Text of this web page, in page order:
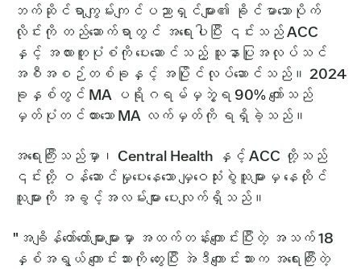
ဘက်ဆိုင်ရာကျွမ်းကျင်ပညာရှင်များ၏ ခိုင်မာသောပိုက်
လိုင်းကို တည်ဆောက်ရာတွင် အရေးပါပြီး ၎င်းသည် ACC
နှင့် အလားတူပုံစံကို ပေးဆောင်သည့် သူနာပြုအလုပ်သင်
အစီအစဉ်တစ်ခုနှင့် အပြိုင်လုပ်ဆောင်သည်။ 2024
ခုနှစ်တွင် MA ပရိုဂရမ်မှဘွဲ့ရ 90% ကျော်သည်
မှတ်ပုံတင်ထားသော MA လက်မှတ်ကို ရရှိခဲ့သည်။
အရေးကြီးသည်မှာ၊ Central Health နှင့် ACC တို့သည်
၎င်းတို့ ဝန်ဆောင်မှုပေးနေသော မျှဝေသုံးစွဲသူများမှ နေထိုင်
သူများကို အခွင့်အလမ်းများ ပေးလျက်ရှိသည်။
"အချိန်တော်တော်များများမှာ အထက်တန်းကျောင်းပြီးတဲ့ အသက် 18
နှစ်အရွယ် ကျောင်းသားကို တွေးပြီး အဲဒီကျောင်းသားက အရေးကြီးတဲ့